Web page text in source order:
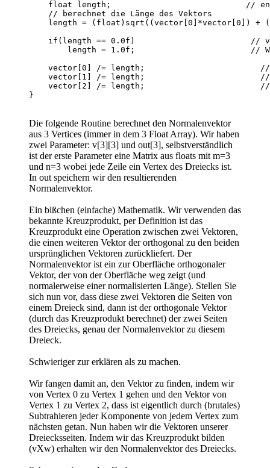
float length;                            //
    // berechnet die Länge des Vektors
length = (float)sqrt((vector[0]*vector[0]) +
if(length == 0.0f)                        //
length = 1.0f;                        //
vector[0] /= length;
vector[1] /= length;
vector[2] /= length;
Die folgende Routine berechnet den Normalenvektor
aus 3 Vertices (immer in dem 3 Float Array). Wir haben
zwei Parameter: v[3][3] und out[3], selbstverständlich
ist der erste Parameter eine Matrix aus floats mit m=3
und n=3 wobei jede Zeile ein Vertex des Dreiecks ist.
In out speichern wir den resultierenden
Normalenvektor.
Ein bißchen (einfache) Mathematik. Wir verwenden das
bekannte Kreuzprodukt, per Definition ist das
Kreuzprodukt eine Operation zwischen zwei Vektoren,
die einen weiteren Vektor der orthogonal zu den beiden
ursprünglichen Vektoren zurückliefert. Der
Normalenvektor ist ein zur Oberfläche orthogonaler
Vektor, der von der Oberfläche weg zeigt (und
normalerweise einer normalisierten Länge). Stellen Sie
sich nun vor, dass diese zwei Vektoren die Seiten von
einem Dreieck sind, dann ist der orthogonale Vektor
(durch das Kreuzprodukt berechnet) der zwei Seiten
des Dreiecks, genau der Normalenvektor zu diesem
Dreieck.
Schwieriger zur erklären als zu machen.
Wir fangen damit an, den Vektor zu finden, indem wir
von Vertex 0 zu Vertex 1 gehen und den Vektor von
Vertex 1 zu Vertex 2, dass ist eigentlich durch (brutales)
Subtrahieren jeder Komponente von jedem Vertex zum
nächsten getan. Nun haben wir die Vektoren unserer
Dreiecksseiten. Indem wir das Kreuzprodukt bilden
(vXw) erhalten wir den Normalenvektor des Dreiecks.